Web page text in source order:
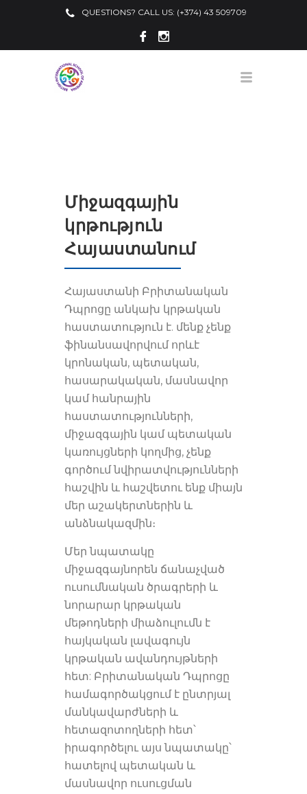
QUESTIONS? CALL US: (+374) 43 509709
Միջազգային
կրթություն
Հայաստանում
Հայաստանի Բրիտանական
Դպրոցը անկախ կրթական
հաստատություն է. մենք չենք
ֆինանսավորվում որևէ
կրոնական, պետական,
հասարակական, մասնավոր
կամ հանրային
հաստատությունների,
միջազգային կամ պետական
կառույցների կողմից, չենք
գործում նվիրատվությունների
հաշվին և հաշվետու ենք միայն
մեր աշակերտներին և
անձնակազմին։
Մեր նպատակը
միջազգայնորեն ճանաչված
ուսումնական ծրագրերի և
նորարար կրթական
մեթոդների միաձուլումն է
հայկական լավագույն
կրթական ավանդույթների
հետ: Բրիտանական Դպրոցը
համագործակցում է ընտրյալ
մանկավարժների և
հետազոտողների հետ՝
իրագործելու այս նպատակը՝
հատելով պետական և
մասնավոր ուսուցման